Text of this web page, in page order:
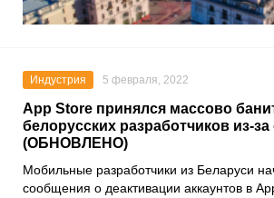
Индустрия 5 февраля, 2022
App Store принялся массово
белорусских разработчиков из-
(ОБНОВЛЕНО)
Мобильные разработчики из Беларуси
сообщения о деактивации аккаунтов в